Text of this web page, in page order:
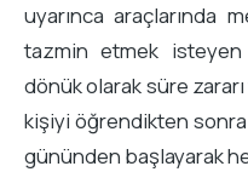
uyarınca araçlarında
tazmin etmek isteyen
dönük olarak süre
kişiyi öğrendikten sonra
gününden başlayarak